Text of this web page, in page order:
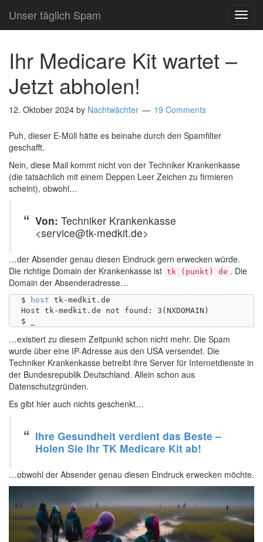
Unser täglich Spam
Ihr Medicare Kit wartet –
Jetzt abholen!
12. Oktober 2024 by Nachtwächter 19 Comments
Puh, dieser E-Müll hätte es beinahe durch den Spamfilter
geschafft.
Nein, diese Mail kommt nicht von der Techniker Krankenkasse
(die tatsächlich mit einem Deppen Leer Zeichen zu firmieren
scheint), obwohl…
Von: Techniker Krankenkasse
<service@tk-medkit.de>
…der Absender genau diesen Eindruck gern erwecken würde.
Die richtige Domain der Krankenkasse ist tk (punkt) de . Die
Domain der Absenderadresse…
$ host tk-medkit.de
Host tk-medkit.de not found: 3(NXDOMAIN)
…existiert zu diesem Zeitpunkt schon nicht mehr. Die Spam
wurde über eine IP-Adresse aus den USA versendet. Die
Techniker Krankenkasse betreibt ihre Server für Internetdienste in
der Bundesrepublik Deutschland. Allein schon aus
Datenschutzgründen.
Es gibt hier auch nichts geschenkt…
Ihre Gesundheit verdient das Beste –
Holen Sie Ihr TK Medicare Kit ab!
…obwohl der Absender genau diesen Eindruck erwecken möchte.